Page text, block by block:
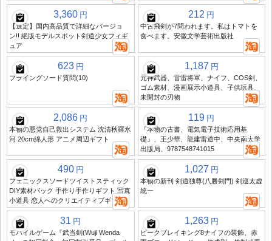
3,360 円
【選定】国内高品質で詳細なバージョ
ン!! 絶版モデルスポット剣道少女フィギ
ュア
212 円
中古飛剣が7問われます。私はトマトを
食べます。安徽文学芸術出版社
623 円
フライングソード質問(10)
1,187 円
元神武器、雷雷将軍、ナイフ、COS剣、
ゴム素材、漫画展示小道具、子供玩具、
未開封の刃物
2,086 円
本物の悪党自己救出システム 沈清秋羅氷
河 20cm綿人形 アニメ周辺ギフト
119 円
『本物の古書、電気電子技術応用基
礎』、王少華、龍建雷道中、中央南大学
出版局、9787548741015
490 円
フェニックスソードツイストスティック
DIY素材パック 手作り手作りギフト 写真
小道具 恋人へのクリエイティブギフト
1,027 円
本物の新刊 剣道独尊(八勝剣門) 剣巡太虚
統一
31 円
モバイルゲーム『武当剣(Wuji Wenda
1,263 円
ピークブレイキング8ナイフの装飾、赤